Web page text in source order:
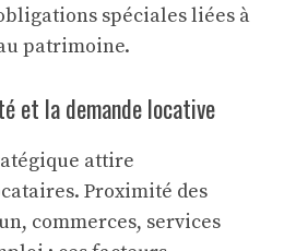
spéciales liées à
patrimoine.
et la demande locative
attire
Proximité des
commerces, services